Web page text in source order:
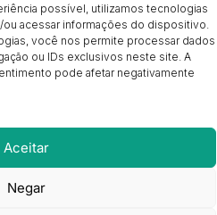
possível, utilizamos tecnologias
acessar informações do dispositivo.
você nos permite processar dados
ou IDs exclusivos neste site. A
pode afetar negativamente
Aceitar
Negar
Contactos
Envio
de
Manuscritos
Candidatura
de
Ilustradores